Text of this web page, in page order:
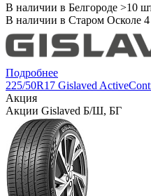
В наличии в Белгороде >10
В наличии в Старом Осколе
Подробнее
225/50R17 Gislaved
Акция
Акции Gislaved Б/Ш, БГ